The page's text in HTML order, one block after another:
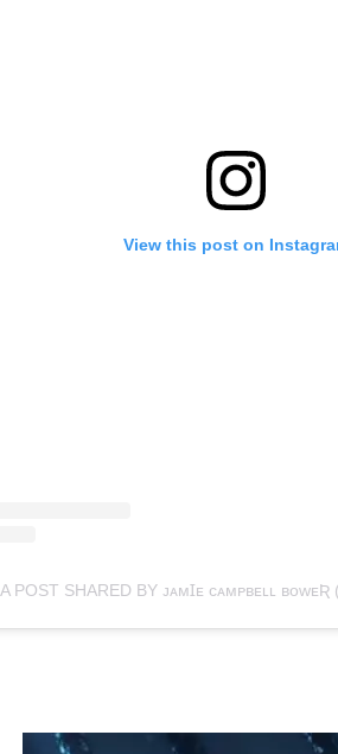
View this post on
A POST SHARED BY ᴊᴀᴍꞮᴇ ᴄᴀᴍᴘʙᴇʟʟ